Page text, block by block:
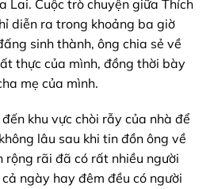
Lai. Cuộc trò chuyện giữa Thích
diễn ra trong khoảng ba giờ
sinh thành, ông chia sẻ về
thực của mình, đồng thời bày
mẹ của mình.
khu vực chòi rẫy của nhà để
lâu sau khi tin đồn ông về
rộng rãi đã có rất nhiều người
ngày hay đêm đều có người